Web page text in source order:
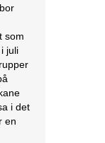
som
juli
i det
en